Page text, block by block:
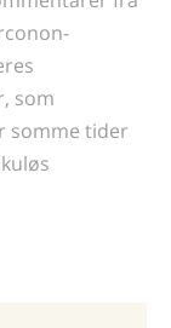
som
somme tider